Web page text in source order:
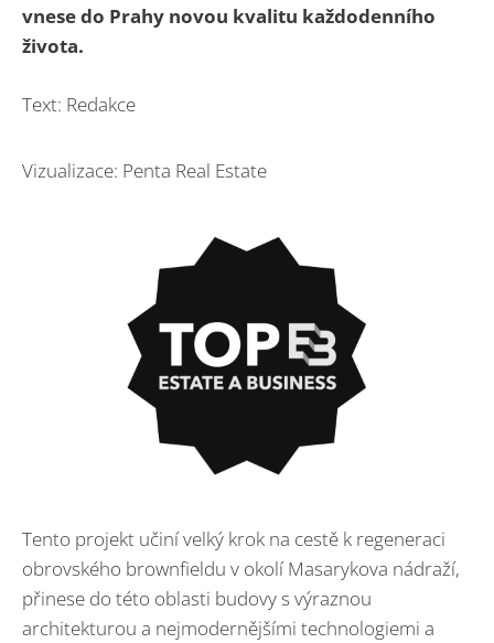
vnese do Prahy novou kvalitu každodenního
života.
Text: Redakce
Vizualizace: Penta Real Estate
Tento projekt učiní velký krok na cestě k regeneraci
obrovského brownfieldu v okolí Masarykova nádraží,
přinese do této oblasti budovy s výraznou
architekturou a nejmodernějšími technologiemi a